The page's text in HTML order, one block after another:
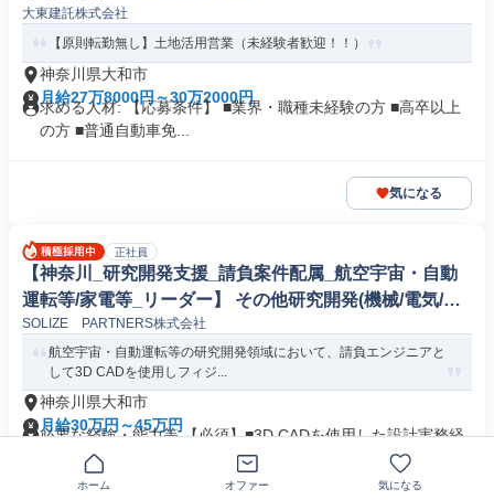
大東建託株式会社
【原則転勤無し】土地活用営業（未経験者歓迎！！）
神奈川県大和市
月給27万8000円～30万2000円
求める人材: 【応募条件】 ■業界・職種未経験の方 ■高卒以上
の方 ■普通自動車免...
気になる
正社員
【神奈川_研究開発支援_請負案件配属_航空宇宙・自動
運転等/家電等_リーダー】 その他研究開発(機械/電気/電
子製品専門職)
SOLIZE PARTNERS株式会社
航空宇宙・自動運転等の研究開発領域において、請負エンジニアと
して3D CADを使用しフィジ...
神奈川県大和市
月給30万円～45万円
必要な経験・能力等 【必須】■3D CADを使用した設計実務経
験：10年以上(CATI...
業界未経験歓迎
ホーム オファー 気になる